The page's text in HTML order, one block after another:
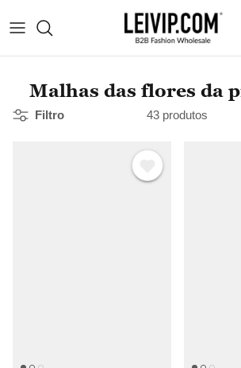
para
Malhas das flores da
Filtro 43 produtos